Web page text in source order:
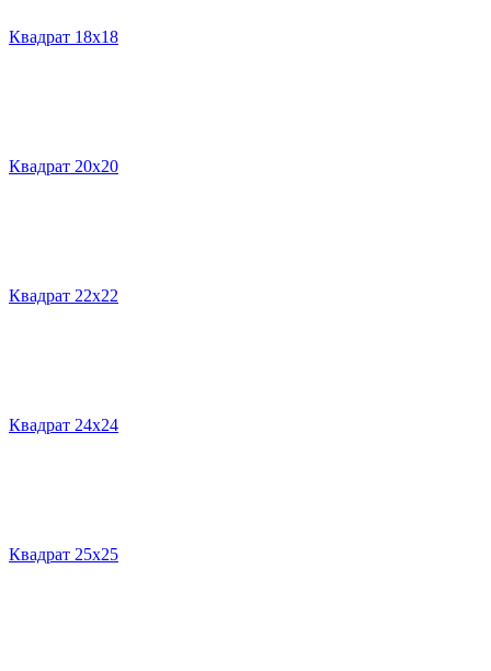
Квадрат 18х18
Квадрат 20х20
Квадрат 22х22
Квадрат 24х24
Квадрат 25х25